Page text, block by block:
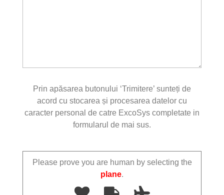
Prin apăsarea butonului ‘Trimitere’ sunteți de
acord cu stocarea și procesarea datelor cu
caracter personal de catre ExcoSys completate in
formularul de mai sus.
Please prove you are human by selecting the
plane.